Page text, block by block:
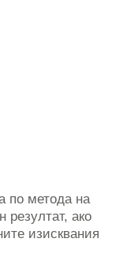
по метода на
ако
изисквания